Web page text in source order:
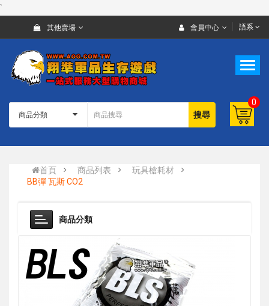
`
其他賣場 會員中心 語系
搜尋
0
首頁 商品列表
玩具槍耗材
BB彈 瓦斯 CO2
商品分類